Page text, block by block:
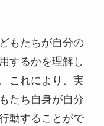
もたちが自分の
するかを理解し
これにより、実
たち自身が自分
動することがで